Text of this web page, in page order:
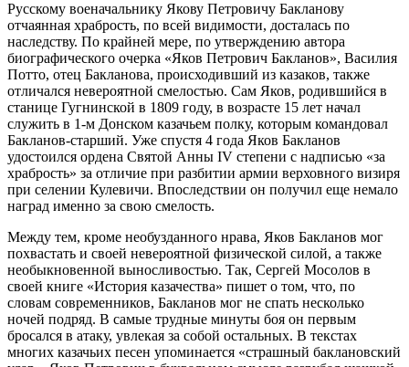
Русскому военачальнику Якову Петровичу Бакланову
отчаянная храбрость, по всей видимости, досталась по
наследству. По крайней мере, по утверждению автора
биографического очерка «Яков Петрович Бакланов», Василия
Потто, отец Бакланова, происходивший из казаков, также
отличался невероятной смелостью. Сам Яков, родившийся в
станице Гугнинской в 1809 году, в возрасте 15 лет начал
служить в 1-м Донском казачьем полку, которым командовал
Бакланов-старший. Уже спустя 4 года Яков Бакланов
удостоился ордена Святой Анны IV степени с надписью «за
храбрость» за отличие при разбитии армии верховного визиря
при селении Кулевичи. Впоследствии он получил еще немало
наград именно за свою смелость.
Между тем, кроме необузданного нрава, Яков Бакланов мог
похвастать и своей невероятной физической силой, а также
необыкновенной выносливостью. Так, Сергей Мосолов в
своей книге «История казачества» пишет о том, что, по
словам современников, Бакланов мог не спать несколько
ночей подряд. В самые трудные минуты боя он первым
бросался в атаку, увлекая за собой остальных. В текстах
многих казачьих песен упоминается «страшный баклановский